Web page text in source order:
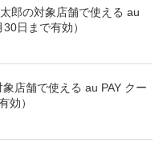
郎の対象店舗で使える au
日まで有効）
店舗で使える au PAY クー
効）